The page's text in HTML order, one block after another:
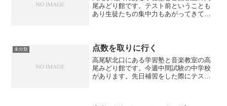
尾みどり館です。テスト前ということも
あり生徒たちの集中力もあがってきてい
く時間がある土日について...
未分類 点数を取りに行く
高尾駅北口にある学習塾と音楽教室の高
尾みどり館です。今週中間試験の中学校
があります。先日補習をした際にテスト